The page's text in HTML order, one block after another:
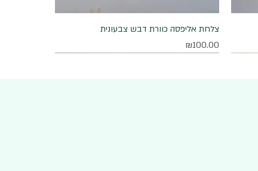
תצוגה מהירה
צלחת אליפסה כוורת דבש צבעונית
מחיר
₪100.00